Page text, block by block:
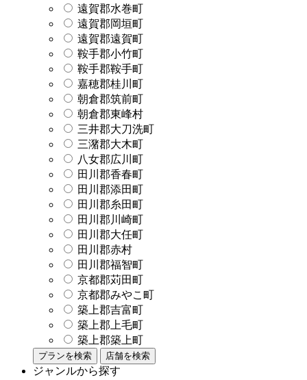
遠賀郡水巻町
遠賀郡岡垣町
遠賀郡遠賀町
鞍手郡小竹町
鞍手郡鞍手町
嘉穂郡桂川町
朝倉郡筑前町
朝倉郡東峰村
三井郡大刀洗町
三潴郡大木町
八女郡広川町
田川郡香春町
田川郡添田町
田川郡糸田町
田川郡川崎町
田川郡大任町
田川郡赤村
田川郡福智町
京都郡苅田町
京都郡みやこ町
築上郡吉富町
築上郡上毛町
築上郡築上町
プランを検索 店舗を検索
ジャンルから探す